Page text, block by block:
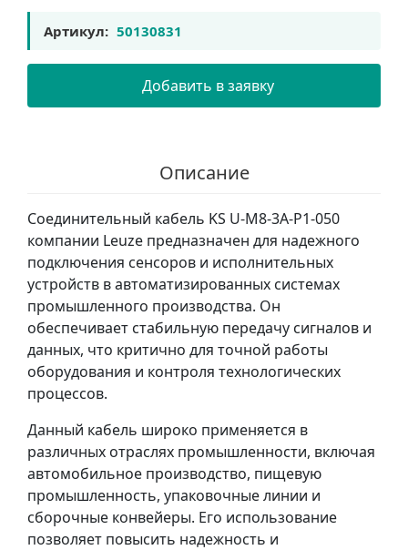
Артикул: 50130831
Добавить в заявку
Описание
Соединительный кабель KS U-M8-3A-P1-050
компании Leuze предназначен для надежного
подключения сенсоров и исполнительных
устройств в автоматизированных системах
промышленного производства. Он
обеспечивает стабильную передачу сигналов и
данных, что критично для точной работы
оборудования и контроля технологических
процессов.
Данный кабель широко применяется в
различных отраслях промышленности, включая
автомобильное производство, пищевую
промышленность, упаковочные линии и
сборочные конвейеры. Его использование
позволяет повысить надежность и